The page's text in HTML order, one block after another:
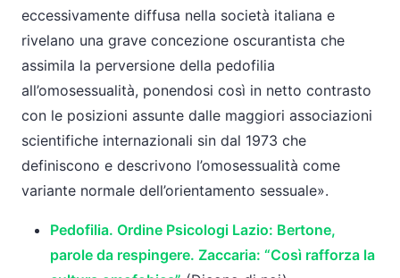
eccessivamente diffusa nella società italiana e
rivelano una grave concezione oscurantista che
assimila la perversione della pedofilia
all’omosessualità, ponendosi così in netto contrasto
con le posizioni assunte dalle maggiori associazioni
scientifiche internazionali sin dal 1973 che
definiscono e descrivono l’omosessualità come
variante normale dell’orientamento sessuale».
Pedofilia. Ordine Psicologi Lazio: Bertone,
parole da respingere. Zaccaria: “Così rafforza la